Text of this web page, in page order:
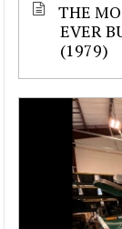
THE
EVER
(1979)